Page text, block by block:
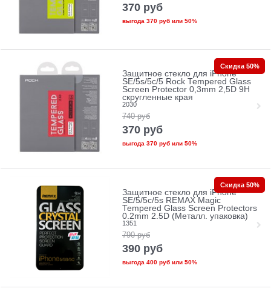
370 руб
выгода 370 рубили 50%
Защитное стекло для iPhone
SE/5s/5с/5 Rock Tempered Glass
Screen Protector 0,3mm 2,5D 9H
скругленные края
2030
740 руб
370 руб
выгода 370 рубили 50%
Скидка 50%
Защитное стекло для iPhone
SE/5/5c/5s REMAX Magic
Tempered Glass Screen Protectors
0.2mm 2.5D (Металл. упаковка)
1351
790 руб
390 руб
выгода 400 рубили 50%
Скидка 50%